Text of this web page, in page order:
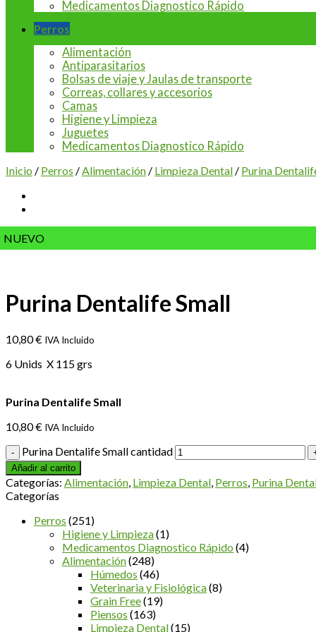
Medicamentos Diagnostico Rápido
Perros
Alimentación
Antiparasitarios
Bolsas de viaje y Jaulas de transporte
Correas, collares y accesorios
Camas
Higiene y Limpieza
Juguetes
Medicamentos Diagnostico Rápido
Inicio / Perros /Alimentación / Limpieza Dental / Purina
NUEVO
Purina Dentalife Small
10,80€ IVA Incluido
6 Unids X 115 grs
Purina Dentalife Small
10,80€ IVA Incluido
Purina Dentalife Small cantidad
Añadir al carrito
Categorías: Alimentación, Limpieza Dental, Perros, Purina
Categorías
Perros (251)
Higiene y Limpieza(1)
Medicamentos Diagnostico Rápido (4)
Alimentación(248)
Húmedos (46)
Veterinaria y Fisiológica(8)
Grain Free(19)
Piensos (163)
Limpieza Dental(15)